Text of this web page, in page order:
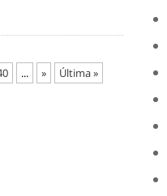
... » Última »